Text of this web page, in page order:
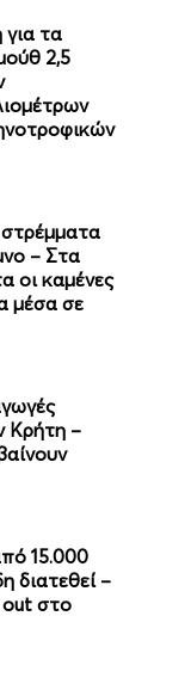
για τα
2,5
– Στα
οι καμένες
μέσα σε
Κρήτη –
15.000
διατεθεί –
out στο